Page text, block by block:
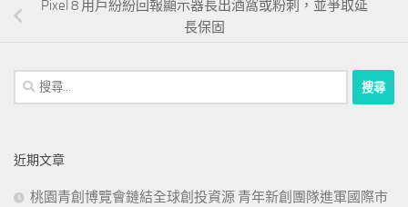
Pixel 8 用戶紛紛回報顯示器長出酒窩或粉刺，並爭取延
長保固
搜
尋
字:
近期文章
桃園青創博覽會鏈結全球創投資源 青年新創團隊進軍國際市